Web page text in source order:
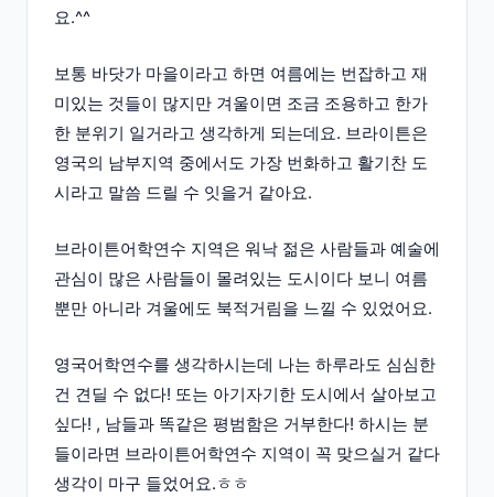
요.^^
보통 바닷가 마을이라고 하면 여름에는 번잡하고 재
미있는 것들이 많지만 겨울이면 조금 조용하고 한가
한 분위기 일거라고 생각하게 되는데요. 브라이튼은
영국의 남부지역 중에서도 가장 번화하고 활기찬 도
시라고 말씀 드릴 수 잇을거 같아요.
브라이튼어학연수 지역은 워낙 젊은 사람들과 예술에
관심이 많은 사람들이 몰려있는 도시이다 보니 여름
뿐만 아니라 겨울에도 북적거림을 느낄 수 있었어요.
영국어학연수를 생각하시는데 나는 하루라도 심심한
건 견딜 수 없다! 또는 아기자기한 도시에서 살아보고
싶다! , 남들과 똑같은 평범함은 거부한다! 하시는 분
들이라면 브라이튼어학연수 지역이 꼭 맞으실거 같다
생각이 마구 들었어요.ㅎㅎ